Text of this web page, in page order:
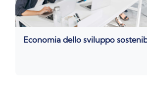
Economia dello sviluppo